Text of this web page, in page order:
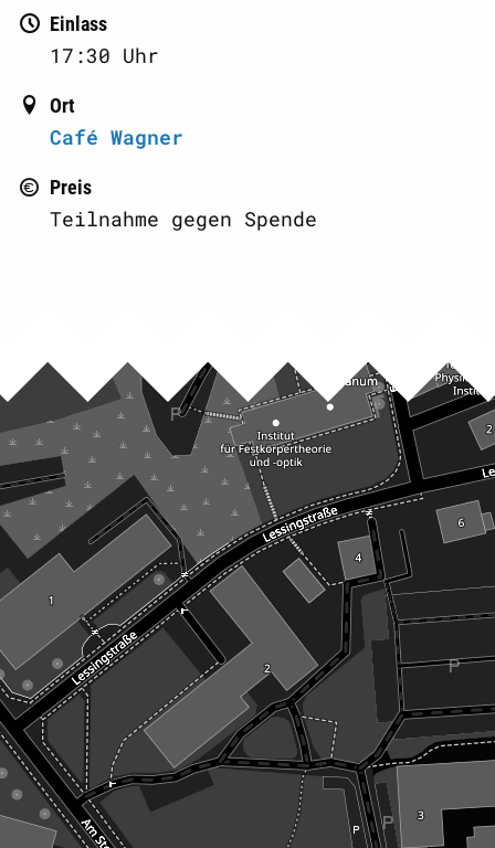
Einlass
17:30 Uhr
Ort
Café Wagner
Preis
Teilnahme gegen Spende